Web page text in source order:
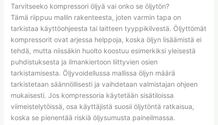
Tarvitseeko kompressori öljyä vai onko se öljytön?
Tämä riippuu mallin rakenteesta, joten varmin tapa on
tarkistaa käyttöohjeesta tai laitteen tyyppikilvestä. Öljyttömät
kompressorit ovat arjessa helppoja, koska öljyn lisäämistä ei
tehdä, mutta niissäkin huolto koostuu esimerkiksi yleisestä
puhdistuksesta ja ilmankiertoon liittyvien osien
tarkistamisesta. Öljyvoidellussa mallissa öljyn määrä
tarkistetaan säännöllisesti ja vaihdetaan valmistajan ohjeen
mukaisesti. Jos kompressoria käytetään sisätiloissa
viimeistelytöissä, osa käyttäjistä suosii öljytöntä ratkaisua,
koska se pienentää riskiä öljysumusta paineilmassa.